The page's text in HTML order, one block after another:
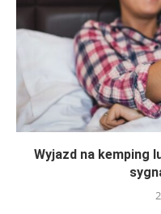
Wyjazd na kemping